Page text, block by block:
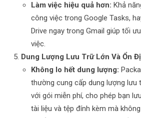
Làm việc hiệu quả hơn: Khả
công việc trong Google Tasks,
Drive ngay trong Gmail giúp tối
việc.
Dung Lượng Lưu Trữ Lớn Và Ổn
Không lo hết dung lượng:
thường cung cấp dung lượng lưu
với gói miễn phí, cho phép bạn
tài liệu và tệp đính kèm mà